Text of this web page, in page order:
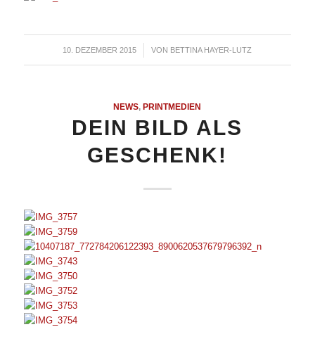
10. DEZEMBER 2015
/ VON BETTINA HAYER-LUTZ
NEWS, PRINTMEDIEN
DEIN BILD ALS
GESCHENK!